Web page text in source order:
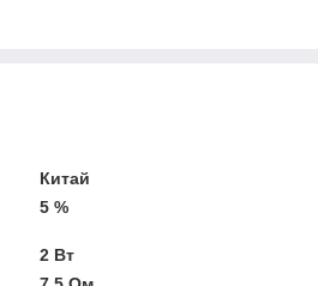
Китай
5 %
2 Вт